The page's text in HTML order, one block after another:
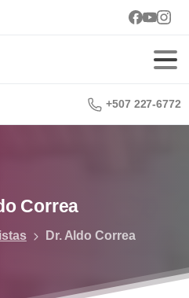
+507 227-6772
Correa
Dr. Aldo Correa